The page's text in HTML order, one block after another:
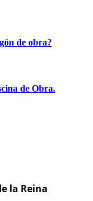
de obra?
de Obra.
la Reina